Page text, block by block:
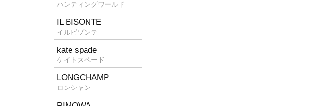
ハンティングワールド
IL BISONTE
イルビゾンテ
kate spade
ケイトスペード
LONGCHAMP
ロンシャン